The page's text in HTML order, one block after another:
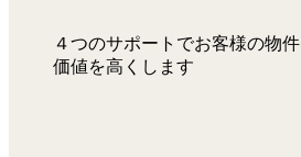
４つのサポートでお客様の物件
価値を高くします